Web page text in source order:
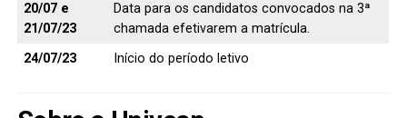
20/07 e
21/07/23
Data para os candidatos convocados na 3ª
chamada efetivarem a matrícula.
24/07/23
Início do período letivo